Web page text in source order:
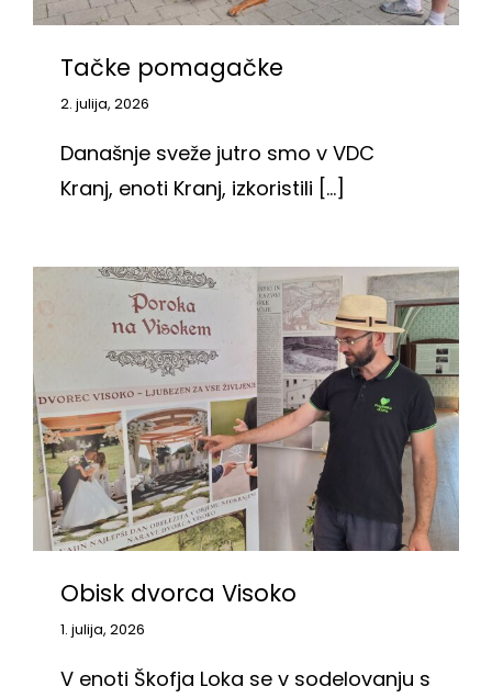
Tačke pomagačke
2. julija, 2026
Današnje sveže jutro smo v VDC
Kranj, enoti Kranj, izkoristili [...]
Obisk dvorca Visoko
1. julija, 2026
V enoti Škofja Loka se v sodelovanju s